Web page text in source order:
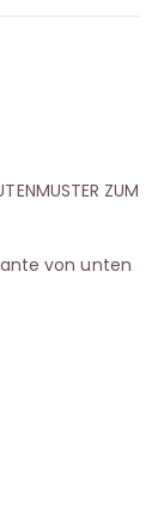
ZUM
von unten